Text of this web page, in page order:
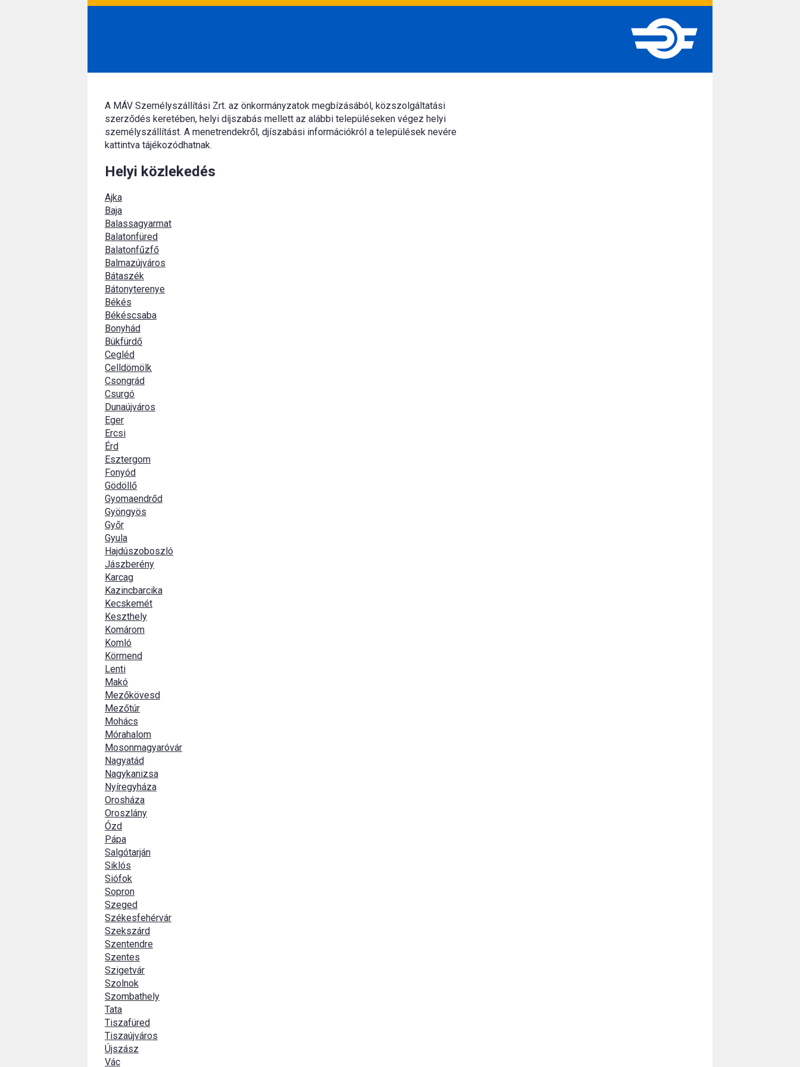
A MÁV Személyszállítási Zrt. az önkormányzatok megbízásából, közszolgáltatási
szerződés keretében, helyi díjszabás mellett az alábbi településeken végez helyi
személyszállítást. A menetrendekről, djíszabási információkról a települések nevére
kattintva tájékozódhatnak.
Helyi közlekedés
Ajka
Baja
Balassagyarmat
Balatonfüred
Balatonfűzfő
Balmazújváros
Bátaszék
Bátonyterenye
Békés
Békéscsaba
Bonyhád
Bükfürdő
Cegléd
Celldömölk
Csongrád
Csurgó
Dunaújváros
Eger
Ercsi
Érd
Esztergom
Fonyód
Gödöllő
Gyomaendrőd
Gyöngyös
Győr
Gyula
Hajdúszoboszló
Jászberény
Karcag
Kazincbarcika
Kecskemét
Keszthely
Komárom
Komló
Körmend
Lenti
Makó
Mezőkövesd
Mezőtúr
Mohács
Mórahalom
Mosonmagyaróvár
Nagyatád
Nagykanizsa
Nyíregyháza
Orosháza
Oroszlány
Ózd
Pápa
Salgótarján
Siklós
Siófok
Sopron
Szeged
Székesfehérvár
Szekszárd
Szentendre
Szentes
Szigetvár
Szolnok
Szombathely
Tata
Tiszafüred
Tiszaújváros
Újszász
Vác